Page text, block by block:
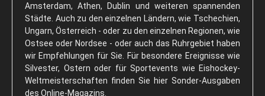
Amsterdam, Athen, Dublin und weiteren spannenden
Städte. Auch zu den einzelnen Ländern, wie Tschechien,
Ungarn, Österreich - oder zu den einzelnen Regionen, wie
Ostsee oder Nordsee - oder auch das Ruhrgebiet haben
wir Empfehlungen für Sie. Für besondere Ereignisse wie
Silvester, Ostern oder für Sportevents wie Eishockey-
Weltmeisterschaften finden Sie hier Sonder-Ausgaben
des Online-Magazins.